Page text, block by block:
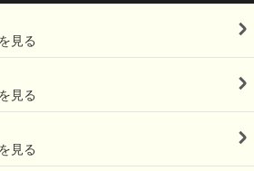
見る
見る
見る